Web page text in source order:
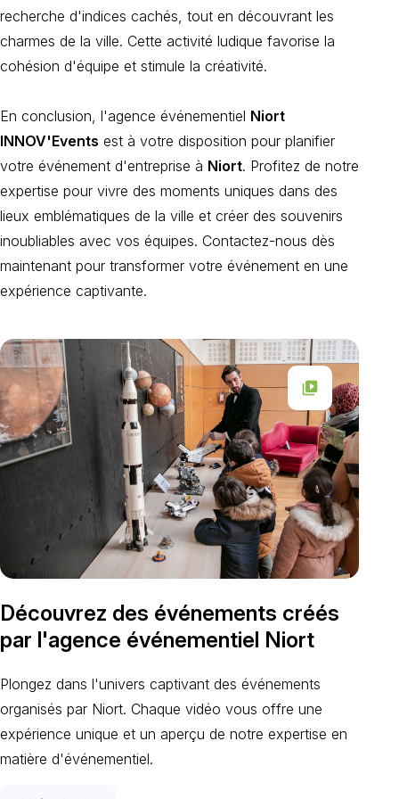
recherche d'indices cachés, tout en découvrant les
charmes de la ville. Cette activité ludique favorise la
cohésion d'équipe et stimule la créativité.
En conclusion, l'agence événementiel Niort
INNOV'Events est à votre disposition pour planifier
votre événement d'entreprise à Niort. Profitez de notre
expertise pour vivre des moments uniques dans des
lieux emblématiques de la ville et créer des souvenirs
inoubliables avec vos équipes. Contactez-nous dès
maintenant pour transformer votre événement en une
expérience captivante.
Découvrez des événements créés
par l'agence événementiel Niort
Plongez dans l'univers captivant des événements
organisés par Niort. Chaque vidéo vous offre une
expérience unique et un aperçu de notre expertise en
matière d'événementiel.
video_library